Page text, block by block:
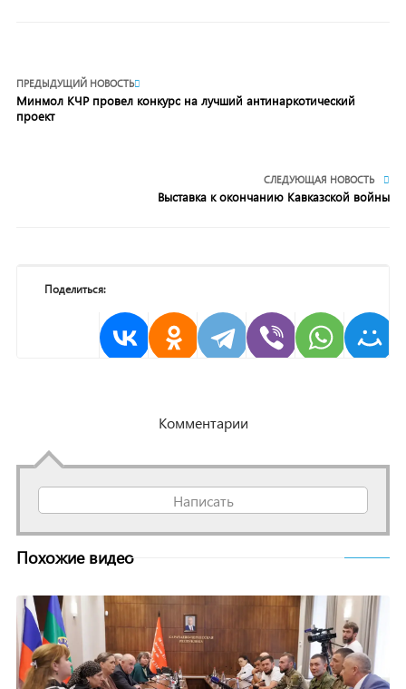
ПРЕДЫДУЩИЙ НОВОСТЬ
Минмол КЧР провел конкурс на лучший антинаркотический
проект
СЛЕДУЮЩАЯ НОВОСТЬ
Выставка к окончанию Кавказской войны
Поделиться:
Комментарии
Написать
Похожие видео